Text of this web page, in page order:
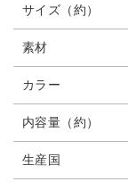
サイズ（約）
素材
カラー
内容量（約）
生産国